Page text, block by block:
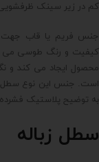
کم در زیر سینک
جنس فریم یا قاب جهت
کیفیت و رنگ طوسی می
محصول ایجاد می کند و
است. جنس این نوع سطل
به توضیح پلاستیک
سطل زباله